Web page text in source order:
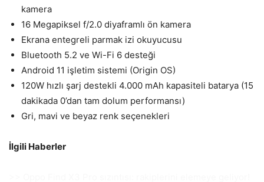
kamera
16 Megapiksel f/2.0 diyaframlı ön kamera
Ekrana entegreli parmak izi okuyucusu
Bluetooth 5.2 ve Wi-Fi 6 desteği
Android 11 işletim sistemi (Origin OS)
120W hızlı şarj destekli 4.000 mAh kapasiteli batarya (15
dakikada 0’dan tam dolum performansı)
Gri, mavi ve beyaz renk seçenekleri
İlgili Haberler